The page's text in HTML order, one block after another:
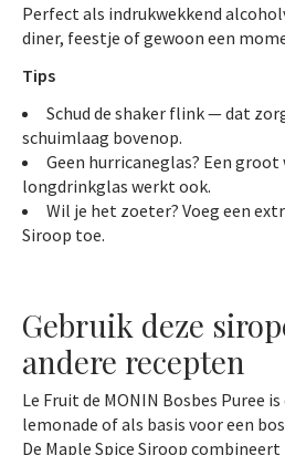
Perfect als indrukwekkend
diner, feestje of gewoon een
Tips
Schud de shaker flink — dat
schuimlaag bovenop.
Geen hurricaneglas? Een
longdrinkglas werkt ook.
Wil je het zoeter? Voeg een
Siroop toe.
Gebruik deze
andere recepten
Le Fruit de MONIN Bosbes Puree
lemonade of als basis voor een
De Maple Spice Siroop